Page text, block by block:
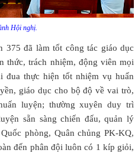
Hội nghị.
375 đã làm tốt công tác giáo dục
thức, trách nhiệm, động viên mọi
thực hiện tốt nhiệm vụ huấn
giáo dục cho bộ độ về vai trò,
luyện; thường xuyên duy trì
sẵn sàng chiến đấu, quản lý
phòng, Quân chủng PK-KQ,
đến phân đội luôn có 1 kíp giỏi,